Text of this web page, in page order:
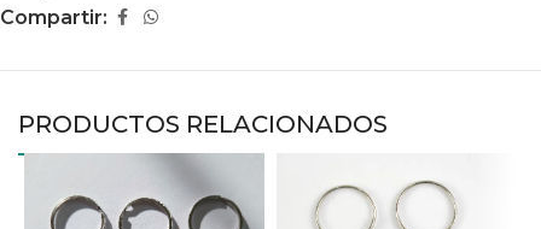
Compartir:
PRODUCTOS RELACIONADOS